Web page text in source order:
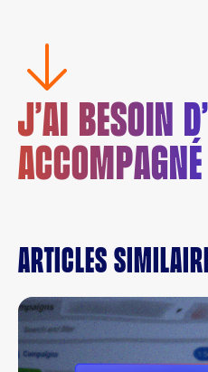
J’AI BESOIN
ACCOMPAGNÉ
Articles